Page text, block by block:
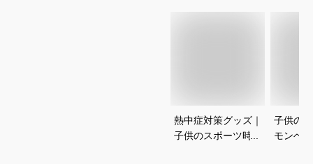
熱中症対策グッズ｜
子供のスポーツ時
子供の
モンベ